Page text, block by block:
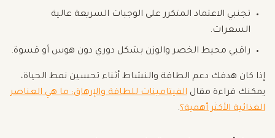
تجنبي الاعتماد المتكرر على الوجبات السريعة عالية
السعرات.
راقبي محيط الخصر والوزن بشكل دوري دون هوس أو قسوة.
إذا كان هدفك دعم الطاقة والنشاط أثناء تحسين نمط الحياة،
يمكنك قراءة مقال الفيتامينات للطاقة والإرهاق: ما هي العناصر
الغذائية الأكثر أهمية؟.